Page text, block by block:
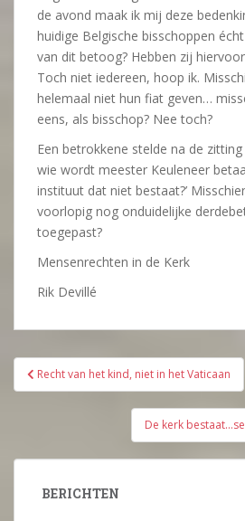
de avond maak ik mij deze
huidige Belgische bisschoppen
van dit betoog? Hebben zij
Toch niet iedereen, hoop ik.
helemaal niet hun fiat geven…
eens, als bisschop? Nee toch?
Een betrokkene stelde na de zitting
wie wordt meester Keuleneer
instituut dat niet bestaat?’
voorlopig nog onduidelijke
toegepast?
Mensenrechten in de Kerk
Rik Devillé
Bericht
navigatie
Recht van het kind, niet in het Vaticaan
De kerk
BERICHTEN